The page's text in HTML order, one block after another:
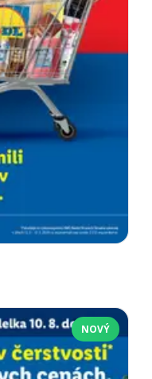
NOVÝ